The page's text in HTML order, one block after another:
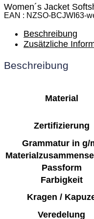
Women´s Jacket
EAN NZSO-BCJWI63-
Beschreibung
Zusätzliche
Beschreibung
Material
Zertifizierung
Grammatur in g/
Passform
Farbigkeit
Kragen /
Veredelung